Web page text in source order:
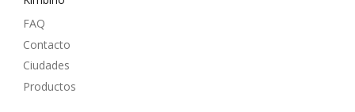
FAQ
Contacto
Ciudades
Productos